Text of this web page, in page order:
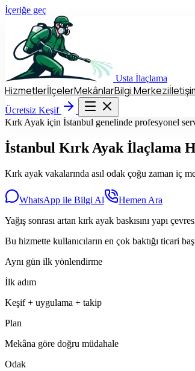
İçeriğe geç
Usta İlaçlama
HizmetlerİlçelerMekânlarBilgi Merkezi
Ücretsiz Keşif
Hizmetler İlçeler Mekânlar Bilgi
Kırk Ayak için İstanbul genelinde profesyonel
İstanbul Kırk Ayak İlaçlama
Kırk ayak vakalarında asıl odak çoğu zaman iç
WhatsApp ile Bilgi Al
Hemen Ara
Yağış sonrası artan kırk ayak baskısını yapı
Bu hizmette kullanıcıların en çok baktığı ticari
Aynı gün ilk yönlendirme
İlk adım
Keşif + uygulama + takip
Plan
Mekâna göre doğru müdahale
Odak